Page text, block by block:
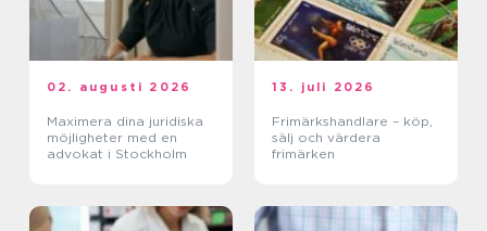
02. augusti 2026
Maximera dina juridiska
möjligheter med en
advokat i Stockholm
13. juli 2026
Frimärkshandlare – köp,
sälj och värdera
frimärken